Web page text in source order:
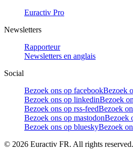
Euractiv Pro
Newsletters
Rapporteur
Newsletters en anglais
Social
Bezoek ons op facebookBezoek
Bezoek ons op linkedinBezoek
Bezoek ons op rss-feedBezoek
Bezoek ons op mastodonBezoek
Bezoek ons op blueskyBezoek
© 2026 Euractiv FR. All rights reserved.